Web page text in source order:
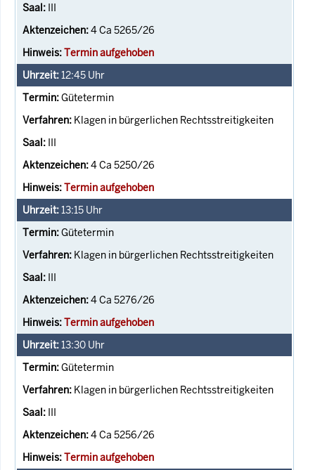
III
4 Ca 5265/26
Termin aufgehoben
12:45 Uhr
Gütetermin
Klagen in bürgerlichen Rechtsstreitigkeiten
III
4 Ca 5250/26
Termin aufgehoben
13:15 Uhr
Gütetermin
Klagen in bürgerlichen Rechtsstreitigkeiten
III
4 Ca 5276/26
Termin aufgehoben
13:30 Uhr
Gütetermin
Klagen in bürgerlichen Rechtsstreitigkeiten
III
4 Ca 5256/26
Termin aufgehoben